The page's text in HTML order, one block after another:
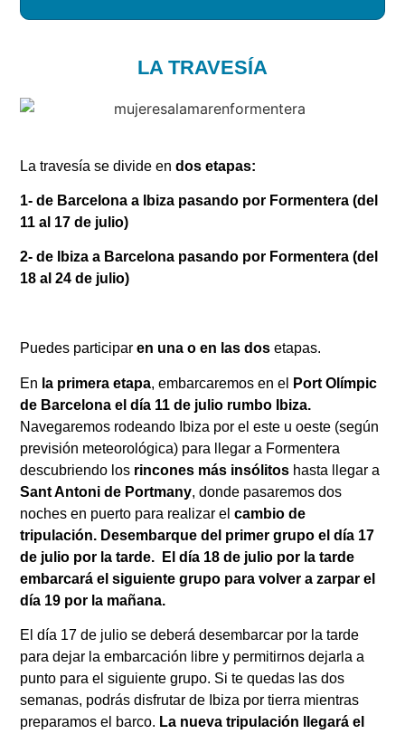
LA TRAVESÍA
La travesía se divide endos etapas:
1- de Barcelona a Ibiza pasando por Formentera (del
11 al 17 de julio)
2- de Ibiza a Barcelona pasando por Formentera (del
18 al 24 de julio)
Puedes participaren una o en las dosetapas.
En la primera etapa, embarcaremos en el
Port Olímpic
de Barcelona el día 11 de julio rumbo Ibiza.
Navegaremos rodeando Ibiza por el este u oeste (según
previsión meteorológica) para llegar a Formentera
descubriendo los rincones más insólitos hasta llegar a
Sant Antoni de Portmany, donde pasaremos dos
noches en puerto para realizar el cambio de
tripulación. Desembarque del primer grupo el día 17
de julio por la tarde. El día 18 de julio por la tarde
embarcará el siguiente grupo para volver a zarpar el
día 19 por la mañana.
El día 17 de julio se deberá desembarcar por la tarde
para dejar la embarcación libre y permitirnos dejarla a
punto para el siguiente grupo. Si te quedas las dos
semanas, podrás disfrutar de Ibiza por tierra mientras
preparamos el barco. La nueva tripulación llegará el